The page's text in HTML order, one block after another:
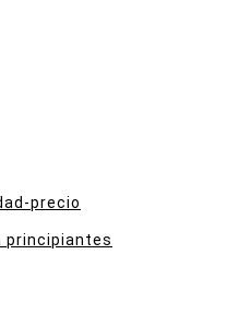
precio
principiantes